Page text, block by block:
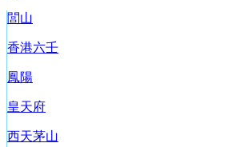
閭山
香港六壬
鳳陽
皇天府
西天茅山